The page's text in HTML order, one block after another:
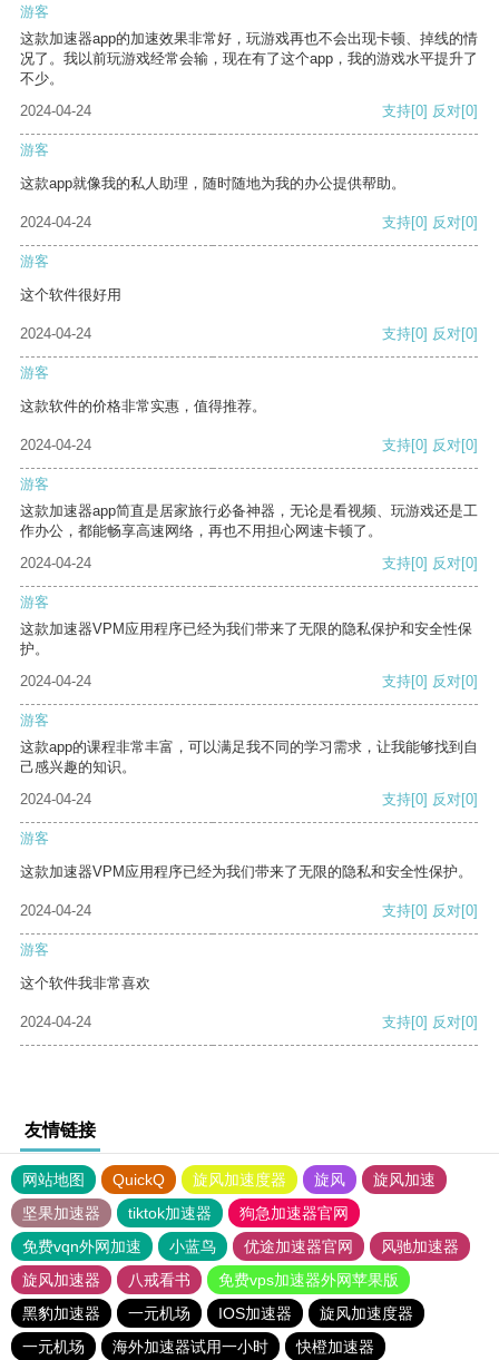
游客
这款加速器app的加速效果非常好，玩游戏再也不会出现卡顿、掉线的情
况了。我以前玩游戏经常会输，现在有了这个app，我的游戏水平提升了
不少。
2024-04-24
支持[0] 反对[0]
游客
这款app就像我的私人助理，随时随地为我的办公提供帮助。
2024-04-24 支持[0] 反对[0]
游客
这个软件很好用
2024-04-24 支持[0] 反对[0]
游客
这款软件的价格非常实惠，值得推荐。
2024-04-24 支持[0] 反对[0]
游客
这款加速器app简直是居家旅行必备神器，无论是看视频、玩游戏还是工
作办公，都能畅享高速网络，再也不用担心网速卡顿了。
2024-04-24
支持[0] 反对[0]
游客
这款加速器VPM应用程序已经为我们带来了无限的隐私保护和安全性保
护。
2024-04-24
支持[0] 反对[0]
游客
这款app的课程非常丰富，可以满足我不同的学习需求，让我能够找到自
己感兴趣的知识。
2024-04-24
支持[0] 反对[0]
游客
这款加速器VPM应用程序已经为我们带来了无限的隐私和安全性保护。
2024-04-24 支持[0] 反对[0]
游客
这个软件我非常喜欢
2024-04-24 支持[0] 反对[0]
友情链接
网站地图 QuickQ 旋风加速度器 旋风
旋风加速
坚果加速器
tiktok加速器
狗急加速器官网
免费vqn外网加速
小蓝鸟 优途加速器官网
风驰加速器
旋风加速器
八戒看书
免费vps加速器外网苹果版
黑豹加速器
一元机场 IOS加速器
旋风加速度器
一元机场
海外加速器试用一小时 快橙加速器